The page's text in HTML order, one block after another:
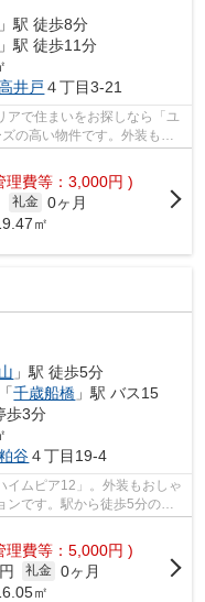
」駅 徒歩8分
」駅 徒歩11分
井戸 ４丁目3-21
アで住まいをお探しなら「ユ
の高い物件です。外装もお
理費等：3,000円 )
礼金 0ヶ月
㎡
」駅 徒歩5分
「千歳船橋 」駅 バス15
歩3分
谷４丁目19-4
イムピア12」。外装もおしゃ
ンです。駅から徒歩5分の物
理費等：5,000円 )
礼金 0ヶ月
㎡